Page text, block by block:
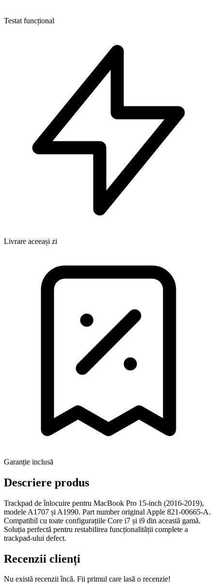
Testat funcțional
Livrare aceeași zi
Garanție inclusă
Descriere produs
Trackpad de înlocuire pentru MacBook Pro 15-inch (2016-2019),
modele A1707 și A1990. Part number original Apple 821-00665-A.
Compatibil cu toate configurațiile Core i7 și i9 din această gamă.
Soluția perfectă pentru restabilirea funcționalității complete a
trackpad-ului defect.
Recenzii clienți
Nu există recenzii încă. Fii primul care lasă o recenzie!